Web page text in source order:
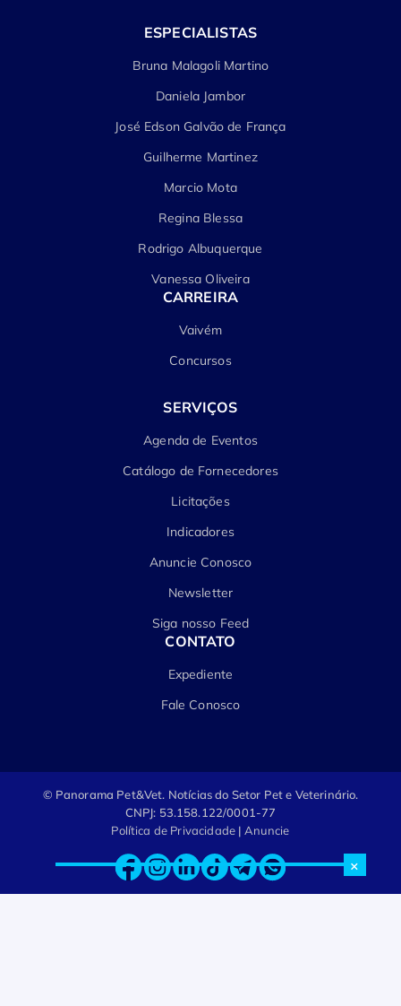
×
ESPECIALISTAS
Bruna Malagoli Martino
Daniela Jambor
José Edson Galvão de França
Guilherme Martinez
Marcio Mota
Regina Blessa
Rodrigo Albuquerque
Vanessa Oliveira
CARREIRA
Vaivém
Concursos
SERVIÇOS
Agenda de Eventos
Catálogo de Fornecedores
Licitações
Indicadores
Anuncie Conosco
Newsletter
Siga nosso Feed
CONTATO
Expediente
Fale Conosco
© Panorama Pet&Vet. Notícias do Setor Pet e Veterinário.
CNPJ: 53.158.122/0001-77
Política de Privacidade | Anuncie